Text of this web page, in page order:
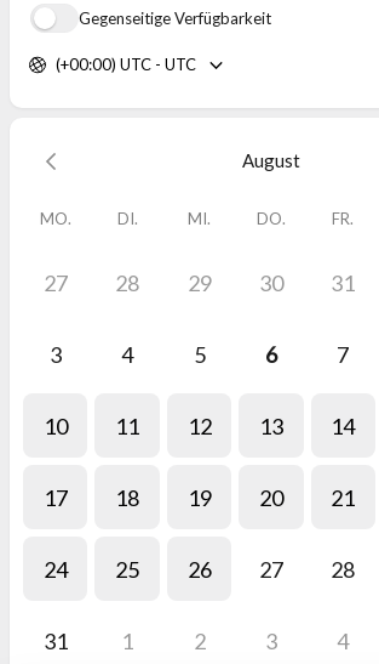
Gegenseitige Verfügbarkeit
(+00:00) UTC - UTC
August
MO. DI. MI. DO. FR.
27 28 29 30 31
3 4 5 6 7
10 11 12 13 14
17 18 19 20 21
24 25 26 27 28
31 1 2 3 4